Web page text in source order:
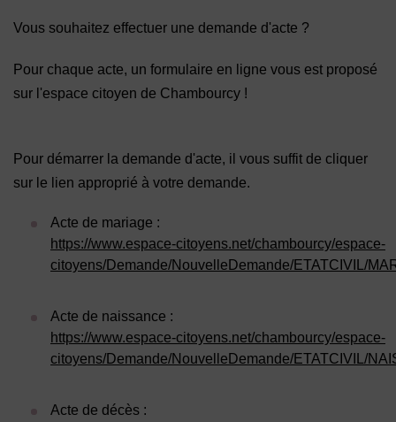
Vous souhaitez effectuer une demande d'acte ?
Pour chaque acte, un formulaire en ligne vous est proposé
sur l'espace citoyen de Chambourcy !
Pour démarrer la demande d'acte, il vous suffit de cliquer
sur le lien approprié à votre demande.
Acte de mariage :
https://www.espace-citoyens.net/chambourcy/espace-
citoyens/Demande/NouvelleDemande/ETATCIVIL/
Acte de naissance :
https://www.espace-citoyens.net/chambourcy/espace-
citoyens/Demande/NouvelleDemande/ETATCIVIL/
Acte de décès :